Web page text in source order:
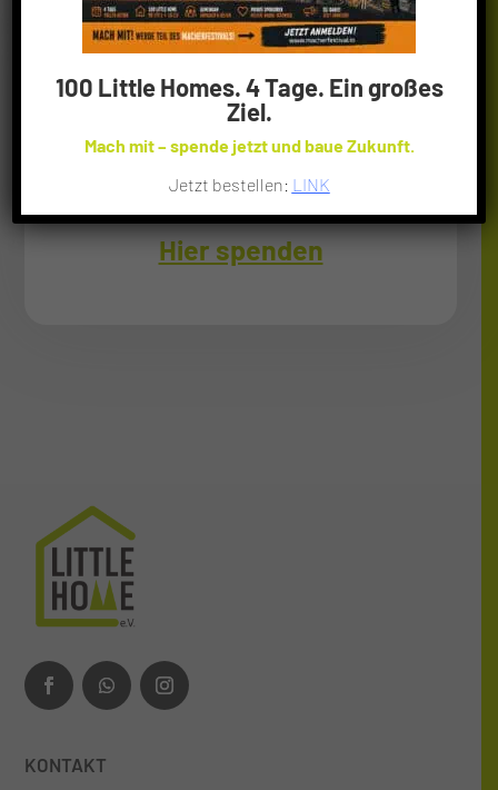
Little Home e.V. finanziert sich ausschließlich
bekommen Obdachlose ein Dach über den
Kopf.
Hier spenden
KONTAKT
100 Little Homes. 4 Tage. Ein großes
Ziel.
Mach mit – spende jetzt und baue Zukunft.
Jetzt bestellen: LINK